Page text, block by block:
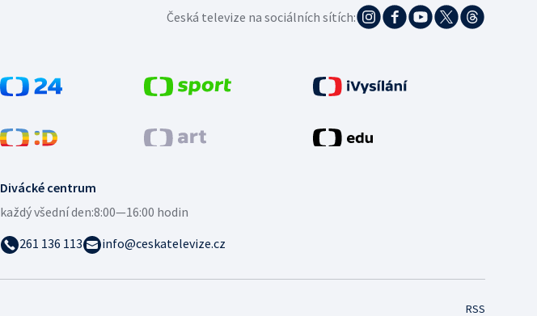
Česká televize na sociálních sítích:
Divácké centrum
každý všední den:8:00—16:00 hodin
261 136 113
info@ceskatelevize.cz
RSS